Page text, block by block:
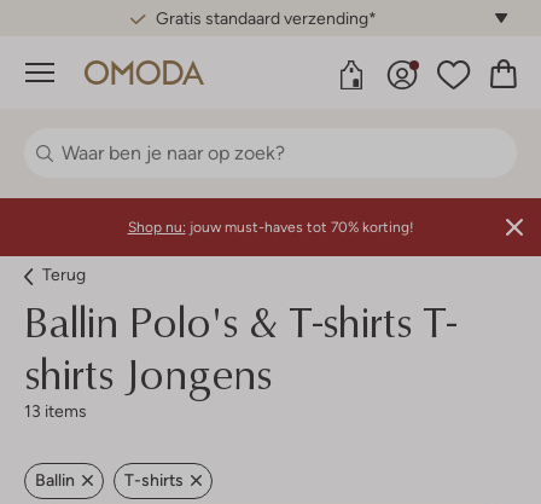
Gratis standaard verzending*
Menu
Shop nu: jouw must-haves tot 70% korting!
Terug
Ballin Polo's & T-shirts T-
shirts Jongens
13 items
Ballin T-shirts